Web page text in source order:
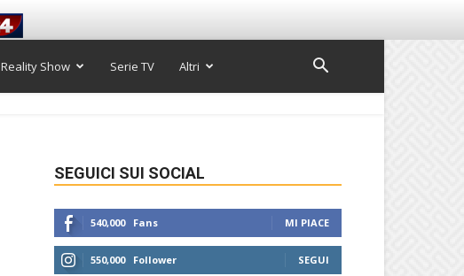
Reality Show Serie TV Altri
SEGUICI SUI SOCIAL
540,000 Fans MI PIACE
550,000 Follower SEGUI